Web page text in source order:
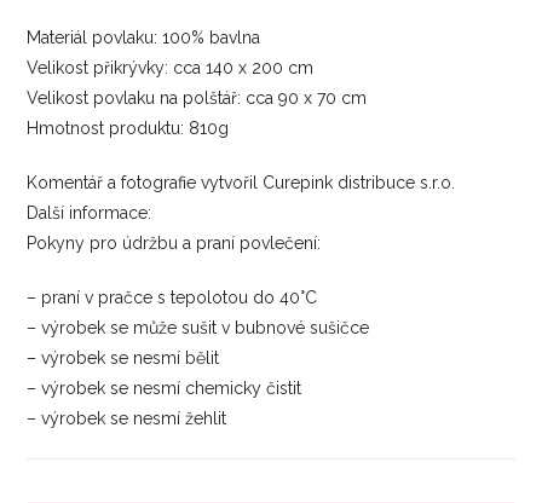
Materiál povlaku: 100% bavlna
Velikost přikrývky: cca 140 x 200 cm
Velikost povlaku na polštář: cca 90 x 70 cm
Hmotnost produktu: 810g
Komentář a fotografie vytvořil Curepink distribuce s.r.o.
Další informace:
Pokyny pro údržbu a praní povlečení:
– praní v pračce s tepolotou do 40°C
– výrobek se může sušit v bubnové sušičce
– výrobek se nesmí bělit
– výrobek se nesmí chemicky čistit
– výrobek se nesmí žehlit